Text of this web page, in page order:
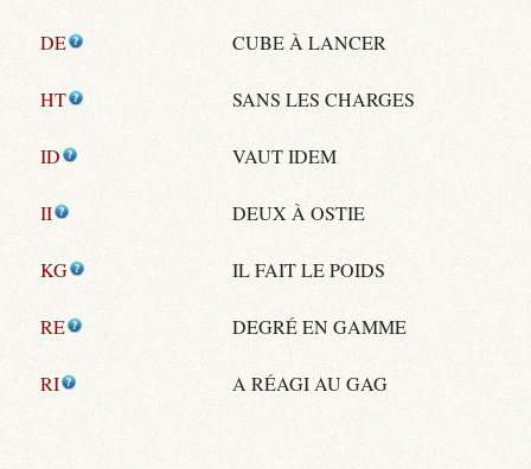
DE CUBE À LANCER
HT SANS LES CHARGES
ID VAUT IDEM
II DEUX À OSTIE
KG IL FAIT LE POIDS
RE DEGRÉ EN GAMME
RI A RÉAGI AU GAG